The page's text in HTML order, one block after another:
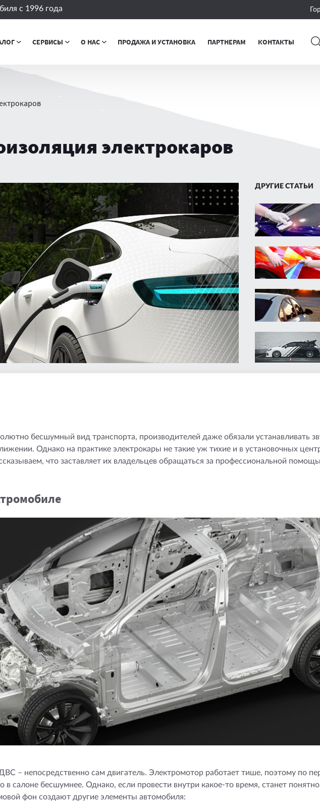
с 1996 года
СЕРВИСЫ О НАС ПРОДАЖА И УСТАНОВКА ПАРТНЕРАМ КОНТАКТЫ
электрокаров
ДРУГИЕ СТАТЬИ
бесшумный вид транспорта, производителей даже обязали устанавливать
Однако на практике электрокары не такие уж тихие и в установочных
что заставляет их владельцев обращаться за профессиональной
– непосредственно сам двигатель. Электромотор работает тише, поэтому по
в салоне бесшумнее. Однако, если провести внутри какое-то время, станет
фон создают другие элементы автомобиля: